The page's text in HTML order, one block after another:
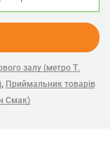
залу (метро Т.
, Приймальник товарів
Смак)